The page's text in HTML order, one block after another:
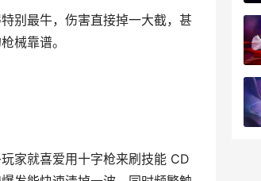
别最牛，伤害直接掉一大截，甚
械靠谱。
家就喜爱用十字枪来刷技能 CD